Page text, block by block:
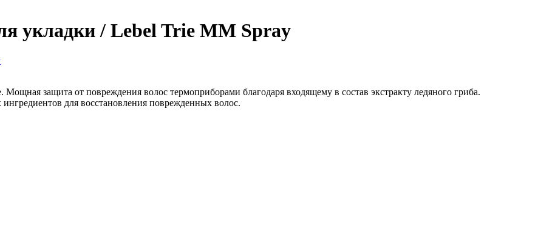
укладки / Lebel Trie MM Spray
защита от повреждения волос термоприборами благодаря входящему в состав экстракту ледяного гриба.
для восстановления поврежденных волос.